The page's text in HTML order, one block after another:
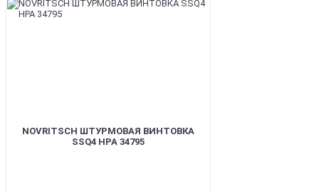
NOVRITSCH ШТУРМОВАЯ ВИНТОВКА
SSQ4 HPA 34795